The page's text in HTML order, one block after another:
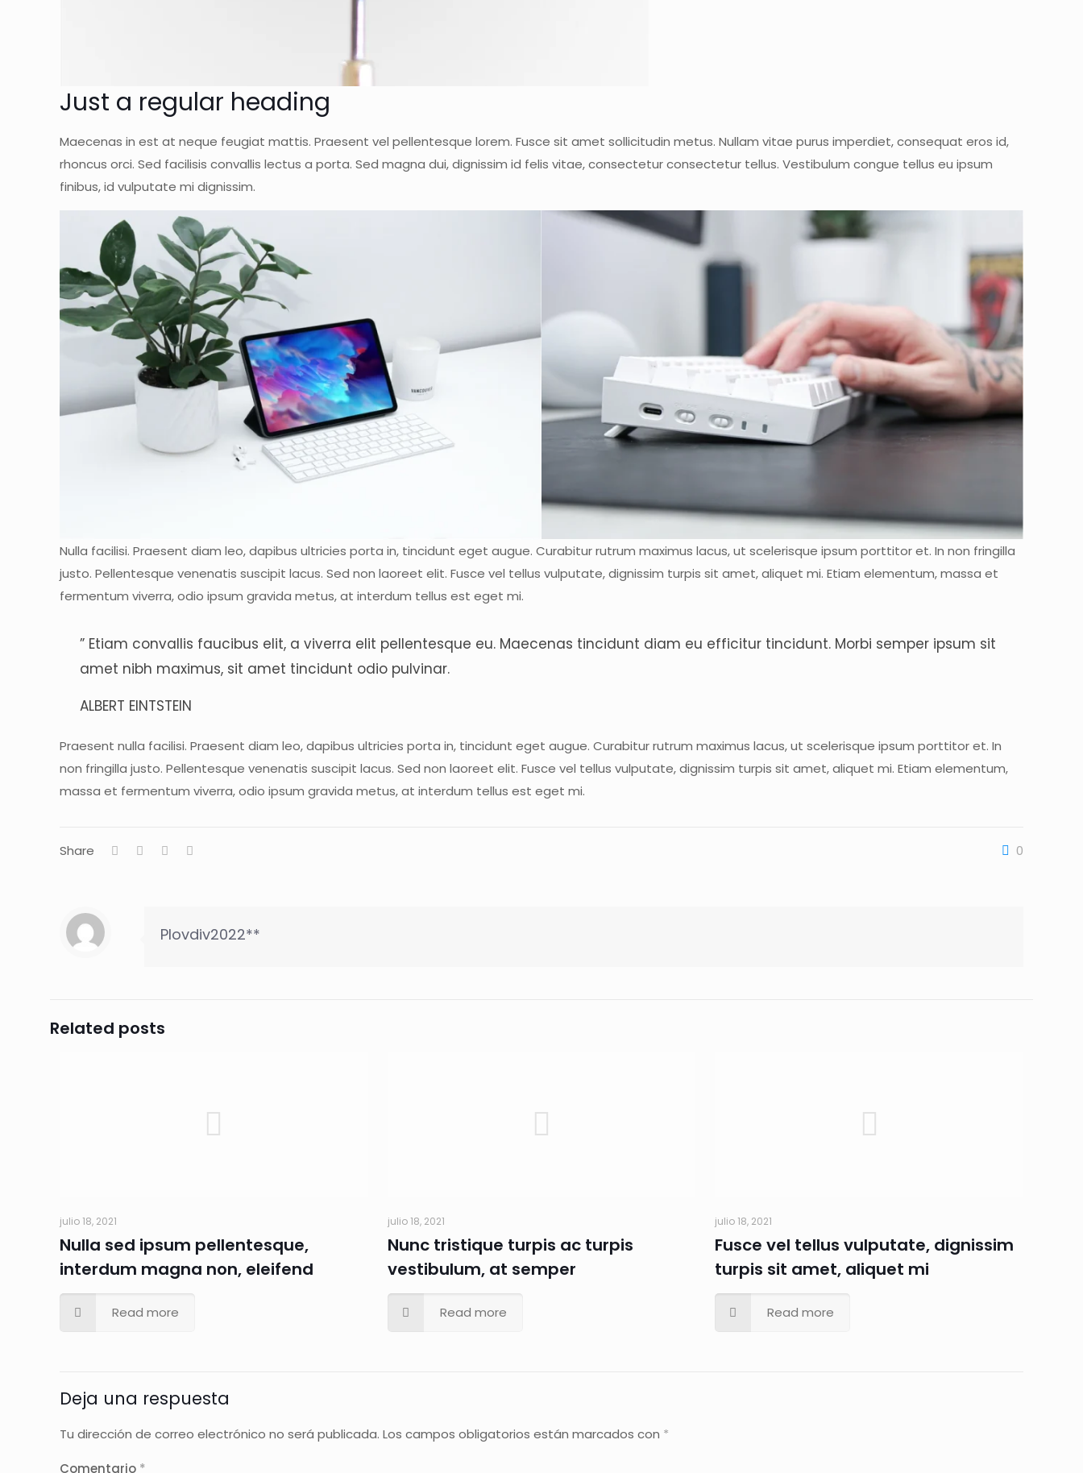
Just a regular heading
Maecenas in est at neque feugiat mattis. Praesent vel pellentesque lorem. Fusce sit amet sollicitudin metus. Nullam vitae purus imperdiet, consequat eros id,
rhoncus orci. Sed facilisis convallis lectus a porta. Sed magna dui, dignissim id felis vitae, consectetur consectetur tellus. Vestibulum congue tellus eu ipsum
finibus, id vulputate mi dignissim.
Nulla facilisi. Praesent diam leo, dapibus ultricies porta in, tincidunt eget augue. Curabitur rutrum maximus lacus, ut scelerisque ipsum porttitor et. In non fringilla
justo. Pellentesque venenatis suscipit lacus. Sed non laoreet elit. Fusce vel tellus vulputate, dignissim turpis sit amet, aliquet mi. Etiam elementum, massa et
fermentum viverra, odio ipsum gravida metus, at interdum tellus est eget mi.
” Etiam convallis faucibus elit, a viverra elit pellentesque eu. Maecenas tincidunt diam eu efficitur tincidunt. Morbi semper ipsum sit
amet nibh maximus, sit amet tincidunt odio pulvinar.
ALBERT EINTSTEIN
Praesent nulla facilisi. Praesent diam leo, dapibus ultricies porta in, tincidunt eget augue. Curabitur rutrum maximus lacus, ut scelerisque ipsum porttitor et. In
non fringilla justo. Pellentesque venenatis suscipit lacus. Sed non laoreet elit. Fusce vel tellus vulputate, dignissim turpis sit amet, aliquet mi. Etiam elementum,
massa et fermentum viverra, odio ipsum gravida metus, at interdum tellus est eget mi.
Share 0
Plovdiv2022**
Related posts
julio 18, 2021
Nulla sed ipsum pellentesque,
interdum magna non, eleifend
Read more
julio 18, 2021
Nunc tristique turpis ac turpis
vestibulum, at semper
Read more
julio 18, 2021
Fusce vel tellus vulputate, dignissim
turpis sit amet, aliquet mi
Read more
Deja una respuesta
Tu dirección de correo electrónico no será publicada. Los campos obligatorios están marcados con *
Comentario *